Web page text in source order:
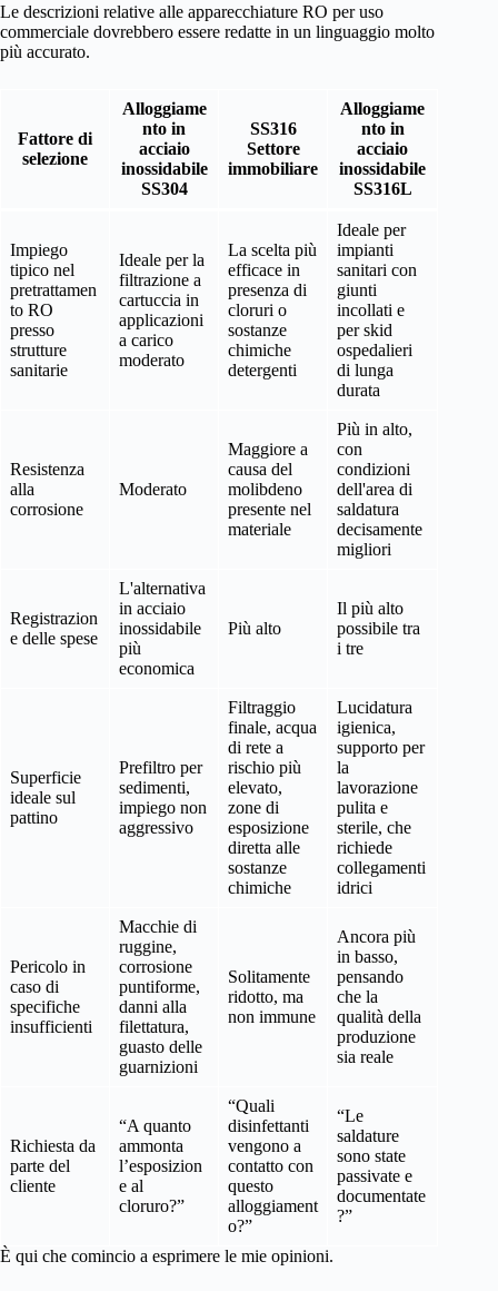
Le descrizioni relative alle apparecchiature RO per uso
commerciale dovrebbero essere redatte in un linguaggio molto
più accurato.
Fattore di
selezione
Alloggiame
nto in
acciaio
inossidabile
SS304
SS316
Settore
immobiliare
Alloggiame
nto in
acciaio
inossidabile
SS316L
Impiego
tipico nel
pretrattamen
to RO
presso
strutture
sanitarie
Ideale per la
filtrazione a
cartuccia in
applicazioni
a carico
moderato
La scelta più
efficace in
presenza di
cloruri o
sostanze
chimiche
detergenti
Ideale per
impianti
sanitari con
giunti
incollati e
per skid
ospedalieri
di lunga
durata
Resistenza
alla
corrosione
Moderato
Maggiore a
causa del
molibdeno
presente nel
materiale
Più in alto,
con
condizioni
dell'area di
saldatura
decisamente
migliori
Registrazion
e delle spese
L'alternativa
in acciaio
inossidabile
più
economica
Più alto
Il più alto
possibile tra
i tre
Superficie
ideale sul
pattino
Prefiltro per
sedimenti,
impiego non
aggressivo
Filtraggio
finale, acqua
di rete a
rischio più
elevato,
zone di
esposizione
diretta alle
sostanze
chimiche
Lucidatura
igienica,
supporto per
la
lavorazione
pulita e
sterile, che
richiede
collegamenti
idrici
Pericolo in
caso di
specifiche
insufficienti
Macchie di
ruggine,
corrosione
puntiforme,
danni alla
filettatura,
guasto delle
guarnizioni
Solitamente
ridotto, ma
non immune
Ancora più
in basso,
pensando
che la
qualità della
produzione
sia reale
Richiesta da
parte del
cliente
“A quanto
ammonta
l’esposizion
e al
cloruro?”
“Quali
disinfettanti
vengono a
contatto con
questo
alloggiament
o?”
“Le
saldature
sono state
passivate e
documentate
?”
È qui che comincio a esprimere le mie opinioni.